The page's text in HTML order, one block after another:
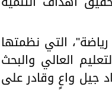
في ديسمبر 2024، فعاليات مبادرة "100 يوم رياضة"، التي نظمتها
العالي والبحث
جيل واعٍ وقادر على